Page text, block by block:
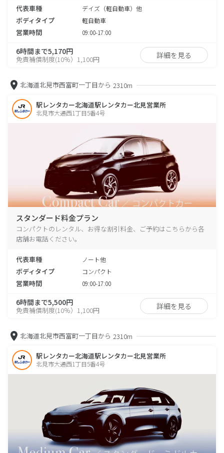
代表車種 デイズ（軽自動車）他
ボディタイプ 軽自動車
営業時間 09:00-17:00
6時間まで5,170円
免責補償制度(10％）1,100円 詳細を見る
北海道北見市西富町一丁目から 2310m
駅レンタカー北海道駅レンタカー北見営業所
北見市大通西1丁目5番4号
スタンダード料金プラン
コンパクトのレンタル、お得な割引料金、ご予約はこちらから各
店舗お電話ください。
代表車種 ノート他
ボディタイプ コンパクト
営業時間 09:00-17:00
6時間まで5,500円
免責補償制度(10％）1,100円 詳細を見る
北海道北見市西富町一丁目から 2310m
駅レンタカー北海道駅レンタカー北見営業所
北見市大通西1丁目5番4号